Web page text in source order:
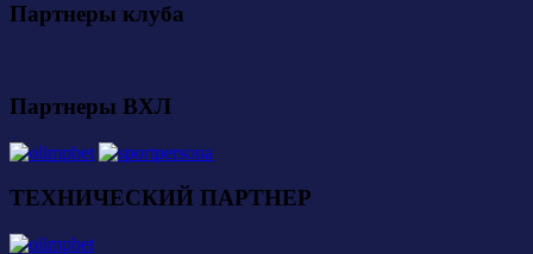
Партнеры клуба
Партнеры ВХЛ
ТЕХНИЧЕСКИЙ ПАРТНЕР